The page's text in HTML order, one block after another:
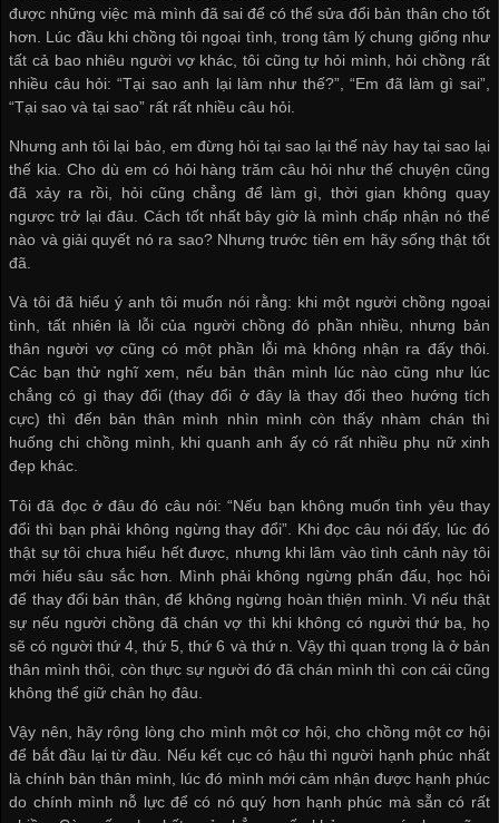
được những việc mà mình đã sai để có thể sửa đổi bản thân cho tốt
hơn. Lúc đầu khi chồng tôi ngoại tình, trong tâm lý chung giống như
tất cả bao nhiêu người vợ khác, tôi cũng tự hỏi mình, hỏi chồng rất
nhiều câu hỏi: “Tại sao anh lại làm như thế?”, “Em đã làm gì sai”,
“Tại sao và tại sao” rất rất nhiều câu hỏi.
Nhưng anh tôi lại bảo, em đừng hỏi tại sao lại thế này hay tại sao lại
thế kia. Cho dù em có hỏi hàng trăm câu hỏi như thế chuyện cũng
đã xảy ra rồi, hỏi cũng chẳng để làm gì, thời gian không quay
ngược trở lại đâu. Cách tốt nhất bây giờ là mình chấp nhận nó thế
nào và giải quyết nó ra sao? Nhưng trước tiên em hãy sống thật tốt
đã.
Và tôi đã hiểu ý anh tôi muốn nói rằng: khi một người chồng ngoại
tình, tất nhiên là lỗi của người chồng đó phần nhiều, nhưng bản
thân người vợ cũng có một phần lỗi mà không nhận ra đấy thôi.
Các bạn thử nghĩ xem, nếu bản thân mình lúc nào cũng như lúc
chẳng có gì thay đổi (thay đổi ở đây là thay đổi theo hướng tích
cực) thì đến bản thân mình nhìn mình còn thấy nhàm chán thì
huống chi chồng mình, khi quanh anh ấy có rất nhiều phụ nữ xinh
đẹp khác.
Tôi đã đọc ở đâu đó câu nói: “Nếu bạn không muốn tình yêu thay
đổi thì bạn phải không ngừng thay đổi”. Khi đọc câu nói đấy, lúc đó
thật sự tôi chưa hiểu hết được, nhưng khi lâm vào tình cảnh này tôi
mới hiểu sâu sắc hơn. Mình phải không ngừng phấn đấu, học hỏi
để thay đổi bản thân, để không ngừng hoàn thiện mình. Vì nếu thật
sự nếu người chồng đã chán vợ thì khi không có người thứ ba, họ
sẽ có người thứ 4, thứ 5, thứ 6 và thứ n. Vậy thì quan trọng là ở bản
thân mình thôi, còn thực sự người đó đã chán mình thì con cái cũng
không thể giữ chân họ đâu.
Vậy nên, hãy rộng lòng cho mình một cơ hội, cho chồng một cơ hội
để bắt đầu lại từ đầu. Nếu kết cục có hậu thì người hạnh phúc nhất
là chính bản thân mình, lúc đó mình mới cảm nhận được hạnh phúc
do chính mình nỗ lực để có nó quý hơn hạnh phúc mà sẵn có rất